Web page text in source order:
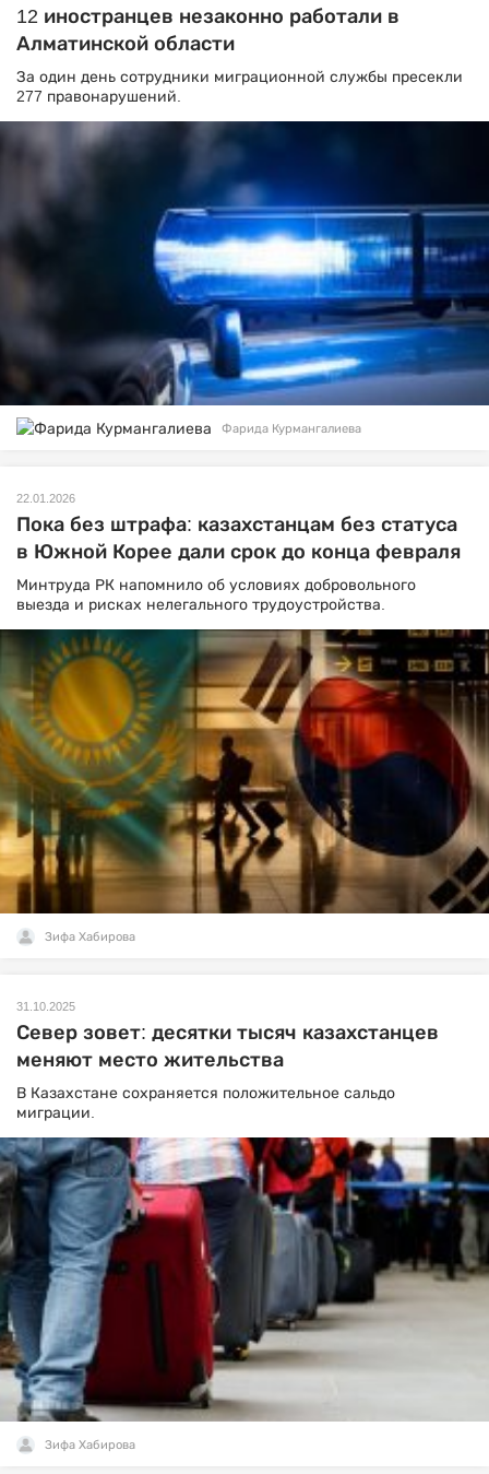
12 иностранцев незаконно работали в
Алматинской области
За один день сотрудники миграционной службы пресекли
277 правонарушений.
Фарида Курмангалиева
22.01.2026
Пока без штрафа: казахстанцам без статуса
в Южной Корее дали срок до конца февраля
Минтруда РК напомнило об условиях добровольного
выезда и рисках нелегального трудоустройства.
Зифа Хабирова
31.10.2025
Север зовет: десятки тысяч казахстанцев
меняют место жительства
В Казахстане сохраняется положительное сальдо
миграции.
Зифа Хабирова